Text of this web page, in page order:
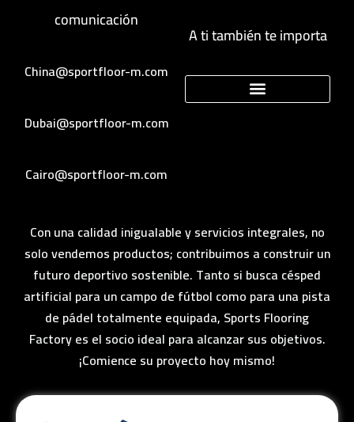
comunicación
China@sportfloor-m.com
Dubai@sportfloor-m.com
Cairo@sportfloor-m.com
A ti también te importa
Con una calidad inigualable y servicios integrales, no
solo vendemos productos; contribuimos a construir un
futuro deportivo sostenible. Tanto si busca césped
artificial para un campo de fútbol como para una pista
de pádel totalmente equipada, Sports Flooring
Factory es el socio ideal para alcanzar sus objetivos.
¡Comience su proyecto hoy mismo!